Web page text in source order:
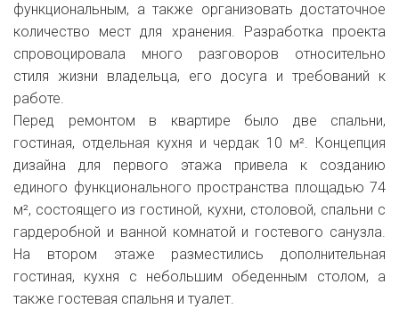
функциональным, а также организовать достаточное
количество мест для хранения. Разработка проекта
спровоцировала много разговоров относительно
стиля жизни владельца, его досуга и требований к
работе.
Перед ремонтом в квартире было две спальни,
гостиная, отдельная кухня и чердак 10 м². Концепция
дизайна для первого этажа привела к созданию
единого функционального пространства площадью 74
м², состоящего из гостиной, кухни, столовой, спальни с
гардеробной и ванной комнатой и гостевого санузла.
На втором этаже разместились дополнительная
гостиная, кухня с небольшим обеденным столом, а
также гостевая спальня и туалет.